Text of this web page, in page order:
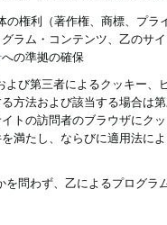
の権利（著作権、商標、プ
ラム・コンテンツ、乙のサ
への準拠の確保
び第三者によるクッキー
方法および該当する場合は
トの訪問者のブラウザにク
満たし、ならびに適用法に
を問わず、乙によるプログ